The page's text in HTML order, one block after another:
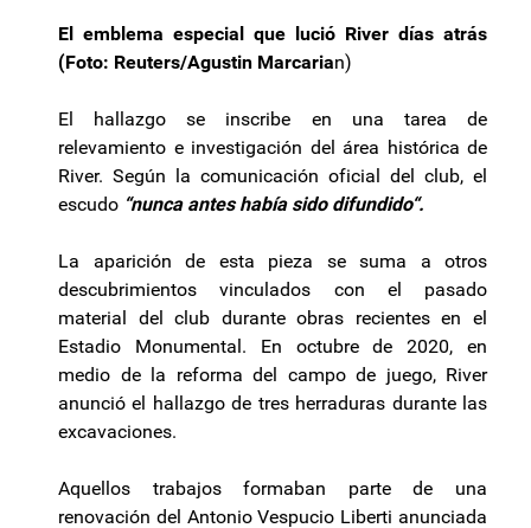
El emblema especial que lució River días atrás
(Foto: Reuters/Agustin Marcarian)
El hallazgo se inscribe en una tarea de
relevamiento e investigación del área histórica de
River. Según la comunicación oficial del club, el
escudo “nunca antes había sido difundido“.
La aparición de esta pieza se suma a otros
descubrimientos vinculados con el pasado
material del club durante obras recientes en el
Estadio Monumental. En octubre de 2020, en
medio de la reforma del campo de juego, River
anunció el hallazgo de tres herraduras durante las
excavaciones.
Aquellos trabajos formaban parte de una
renovación del Antonio Vespucio Liberti anunciada